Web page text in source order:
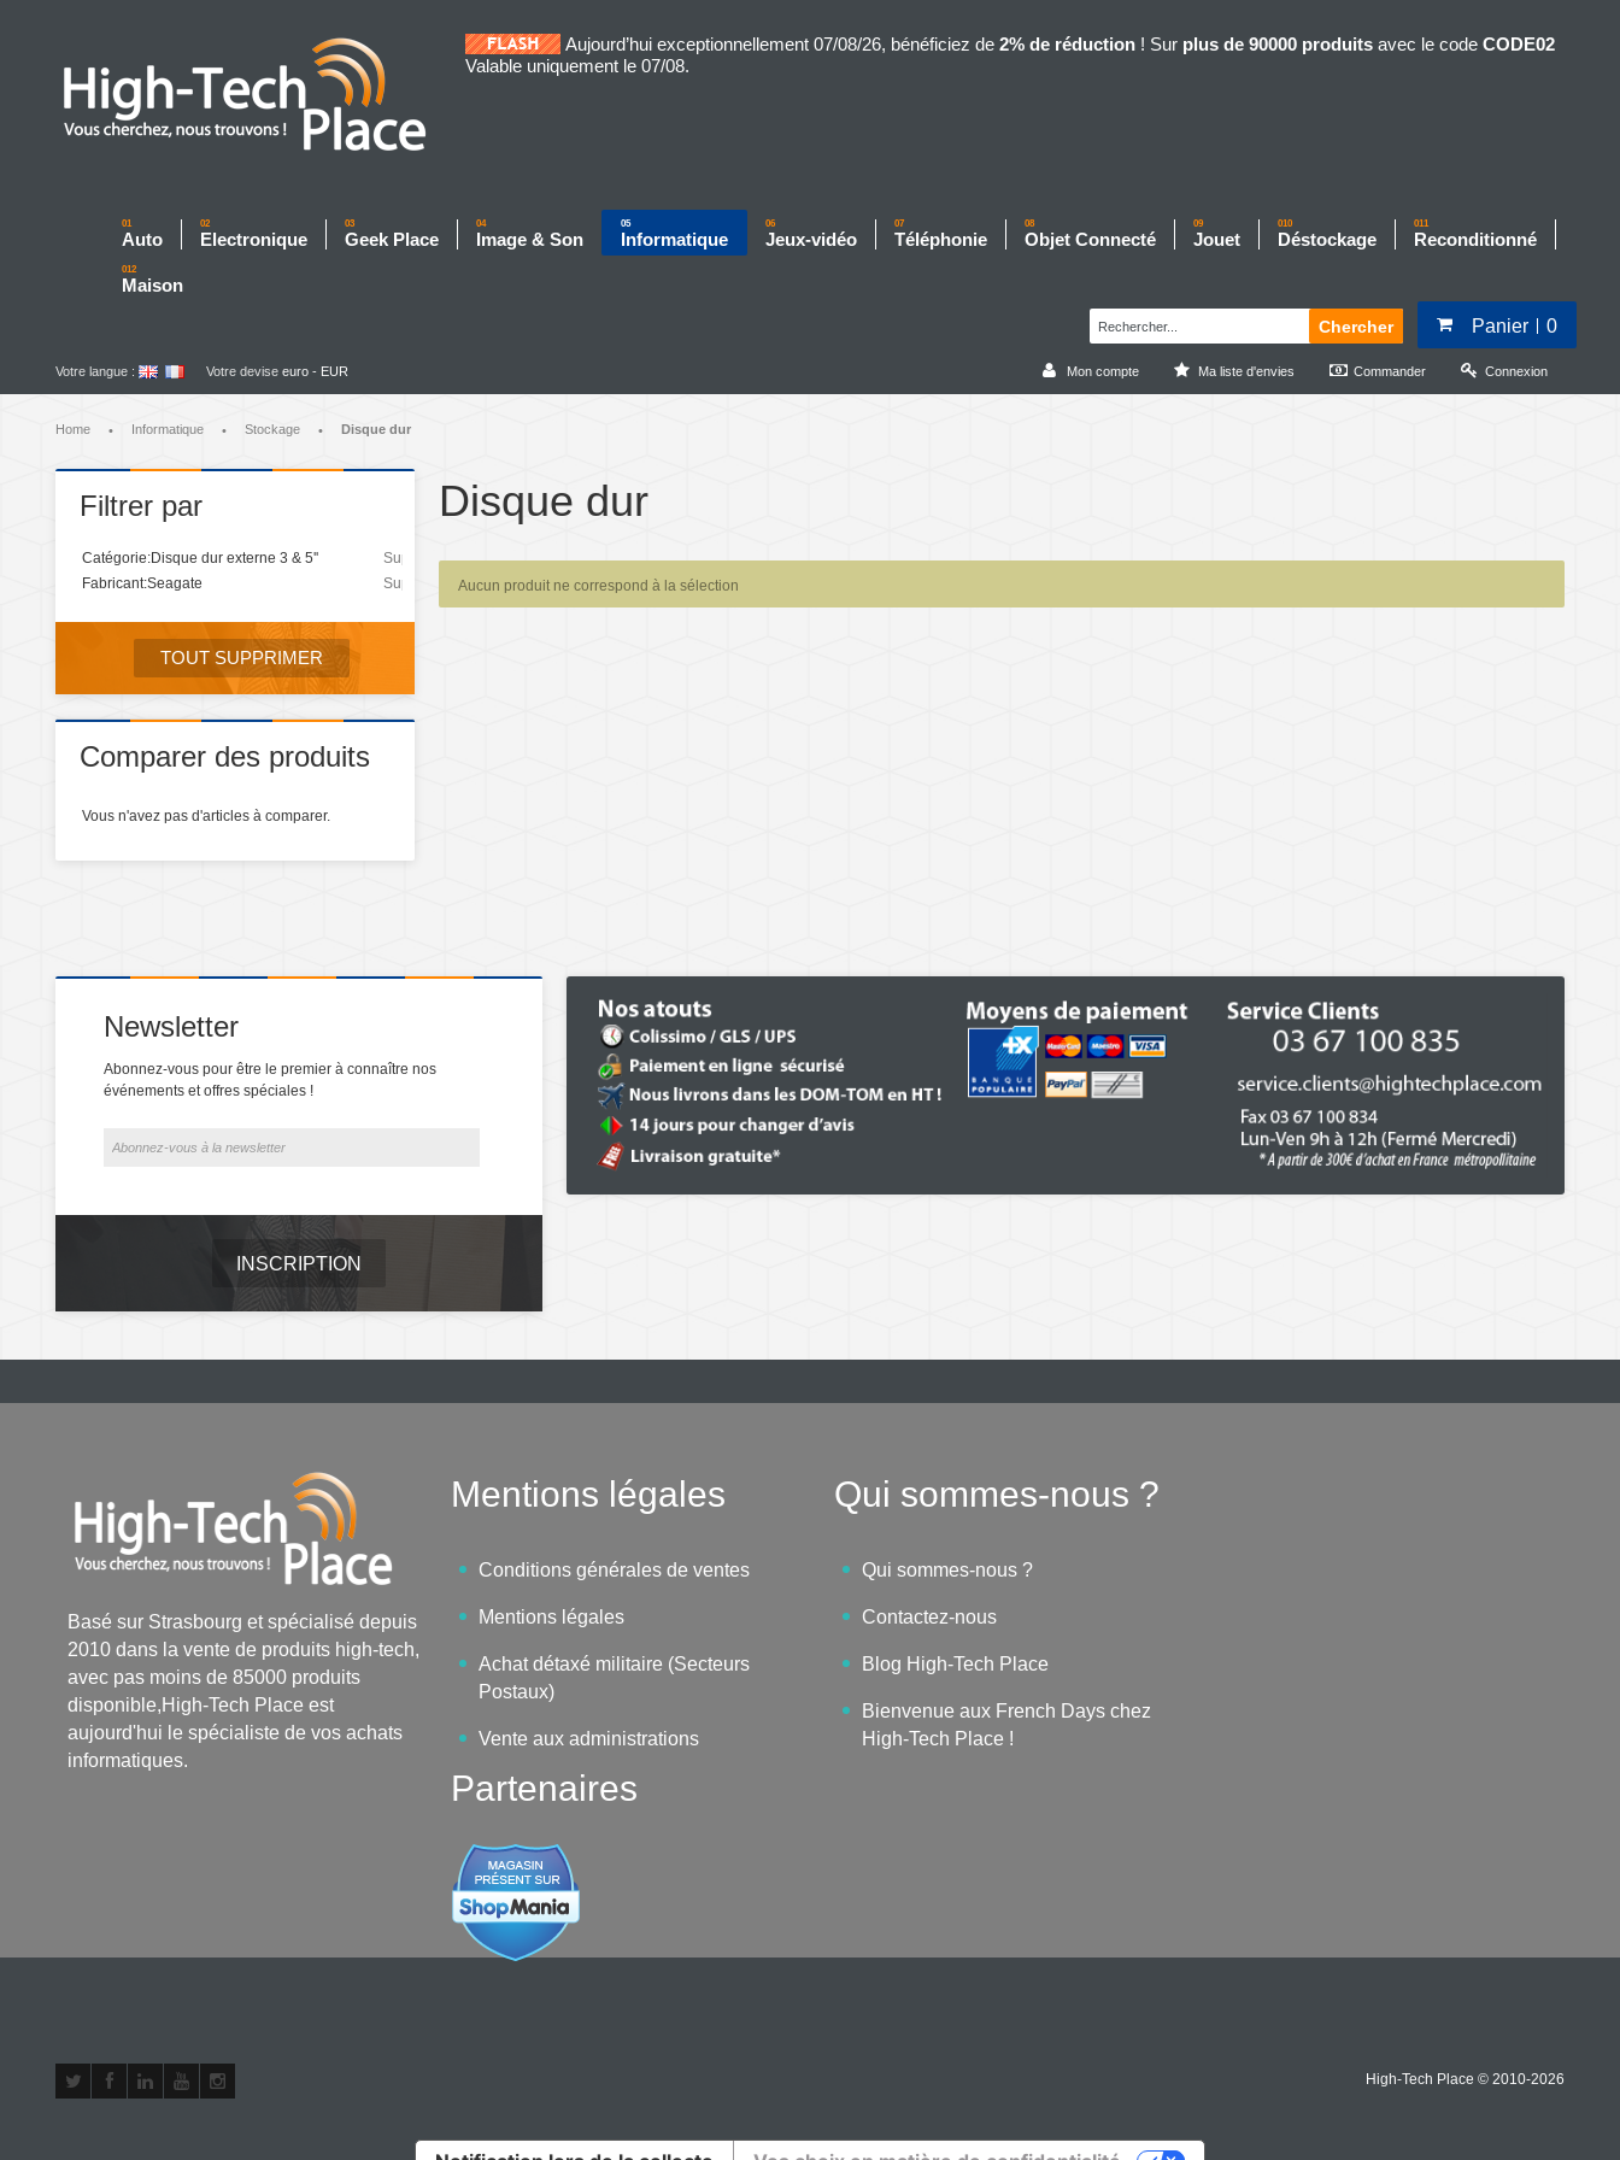
Aujourd’hui exceptionnellement 07/08/26, bénéficiez de 2% de réduction ! Sur plus de 90000 produits avec le code CODE02
Valable uniquement le 07/08.
01
Auto
02
Electronique
03
Geek Place
04
Image & Son
05
Informatique
06
Jeux-vidéo
07
Téléphonie
08
Objet Connecté
09
Jouet
010
Déstockage
011
Reconditionné
012
Maison
Panier
0
Chercher
Mon compte Ma liste d'envies Commander Connexion
Votre langue : Votre devise euro - EUR
Home • Informatique • Stockage • Disque dur
Disque dur
Aucun produit ne correspond à la sélection
Filtrer par
Catégorie:Disque dur externe 3 & 5''
Supprimer
cet
Fabricant:Seagate
Supprimer
élément
TOUT SUPPRIMER
Comparer des produits
Vous n'avez pas d'articles à comparer.
Newsletter
Abonnez-vous pour être le premier à connaître nos
événements et offres spéciales !
INSCRIPTION
Basé sur Strasbourg et spécialisé depuis
2010 dans la vente de produits high-tech,
avec pas moins de 85000 produits
disponible,High-Tech Place est
aujourd'hui le spécialiste de vos achats
informatiques.
Mentions légales
Conditions générales de ventes
Mentions légales
Achat détaxé militaire (Secteurs
Postaux)
Vente aux administrations
Qui sommes-nous ?
Qui sommes-nous ?
Contactez-nous
Blog High-Tech Place
Bienvenue aux French Days chez
High-Tech Place !
Partenaires
High-Tech Place © 2010-2026